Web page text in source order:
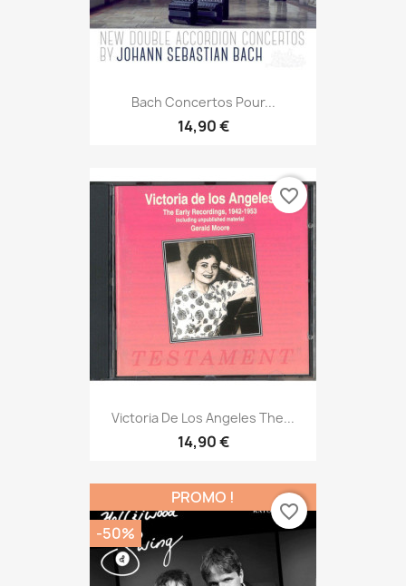
Bach Concertos Pour...
14,90 €
Victoria De Los Angeles The...
14,90 €
favorite_border
PROMO !
-50%
favorite_border